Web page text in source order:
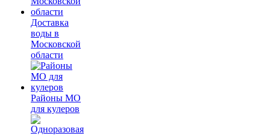
Доставка
воды в
Московской
области
Районы МО
для кулеров